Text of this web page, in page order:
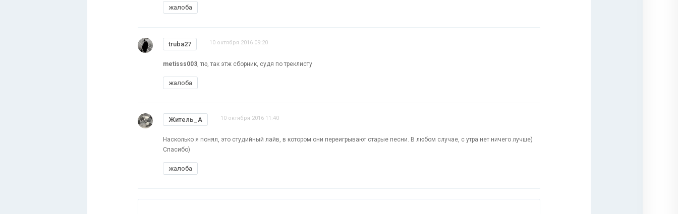
жалоба
truba27 10 октября 2016 09:20
metisss003, тю, так этж сборник, судя по треклисту
жалоба
Житель_А 10 октября 2016 11:40
Насколько я понял, это студийный лайв, в котором они переигрывают старые песни. В любом случае, с утра нет ничего лучше)
Спасибо)
жалоба